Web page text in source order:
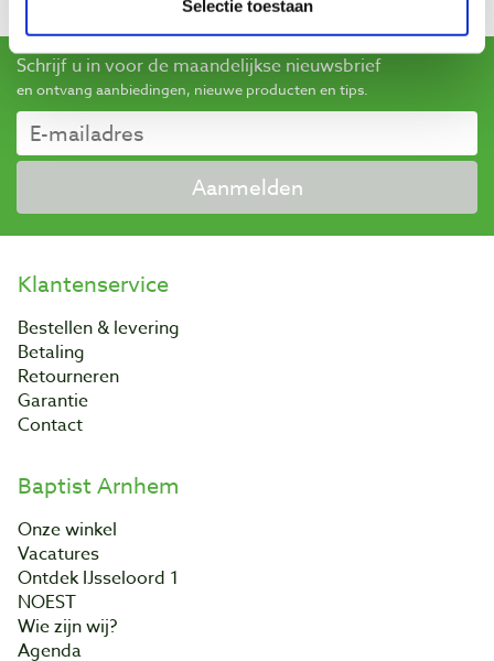
Selectie toestaan
Website The Green Circle
Schrijf u in voor de maandelijkse nieuwsbrief
en ontvang aanbiedingen, nieuwe producten en tips.
Aanmelden
Klantenservice
Bestellen & levering
Betaling
Retourneren
Garantie
Contact
Baptist Arnhem
Onze winkel
Vacatures
Ontdek IJsseloord 1
NOEST
Wie zijn wij?
Agenda